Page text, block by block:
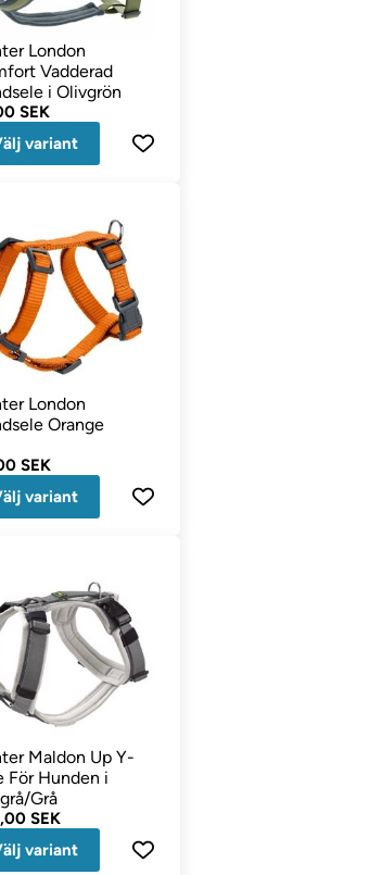
London
Vadderad
i Olivgrön
SEK
variant
London
Orange
SEK
variant
Maldon Up Y-
För Hunden i
Grå
SEK
variant